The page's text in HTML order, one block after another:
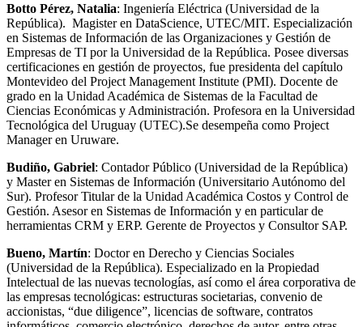
Botto Pérez, Natalia: Ingeniería Eléctrica (Universidad de la
República). Magister en DataScience, UTEC/MIT. Especialización
en Sistemas de Información de las Organizaciones y Gestión de
Empresas de TI por la Universidad de la República. Posee diversas
certificaciones en gestión de proyectos, fue presidenta del capítulo
Montevideo del Project Management Institute (PMI). Docente de
grado en la Unidad Académica de Sistemas de la Facultad de
Ciencias Económicas y Administración. Profesora en la Universidad
Tecnológica del Uruguay (UTEC).Se desempeña como Project
Manager en Uruware.
Budiño, Gabriel: Contador Público (Universidad de la República)
y Master en Sistemas de Información (Universitario Autónomo del
Sur). ProfesorTitularde la Unidad Académica Costos y Control de
Gestión. Asesor en Sistemas de Información y en particular de
herramientas CRM y ERP. Gerente de Proyectos y Consultor SAP.
Bueno, Martín: Doctor en Derecho y Ciencias Sociales
(Universidad de la República). Especializado en la Propiedad
Intelectual de las nuevas tecnologías, así como el área corporativa de
las empresas tecnológicas: estructuras societarias, convenio de
accionistas, “due diligence”, licencias de software, contratos